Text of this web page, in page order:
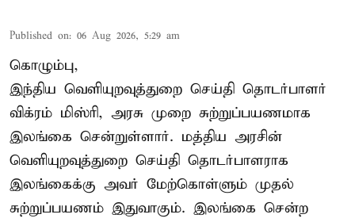
Published on: 06 Aug 2026, 5:29 am
கொழும்பு,
இந்திய வெளியுறவுத்துறை செய்தி தொடர்பாளர்
விக்ரம் மிஸ்ரி, அரசு முறை சுற்றுப்பயணமாக
இலங்கை சென்றுள்ளார். மத்திய அரசின்
வெளியுறவுத்துறை செய்தி தொடர்பாளராக
இலங்கைக்கு அவர் மேற்கொள்ளும் முதல்
சுற்றுப்பயணம் இதுவாகும். இலங்கை சென்ற